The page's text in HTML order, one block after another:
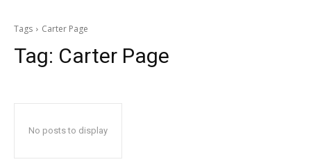
Tags Carter Page
Tag: Carter Page
No posts to display